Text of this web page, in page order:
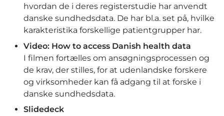
hvordan de i deres registerstudie har anvendt
danske sundhedsdata. De har bl.a. set på, hvilke
karakteristika forskellige patientgrupper har.
Video: How to access Danish health data
I filmen fortælles om ansøgningsprocessen og
de krav, der stilles, for at udenlandske forskere
og virksomheder kan få adgang til at forske i
danske sundhedsdata.
Slidedeck